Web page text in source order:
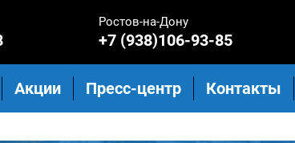
Ростов-на-Дону
+7 (938)106-93-85
Акции Пресс-центр Контакты